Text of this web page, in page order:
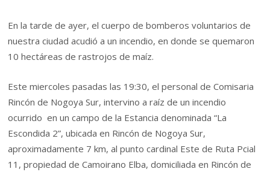
En la tarde de ayer, el cuerpo de bomberos voluntarios de
nuestra ciudad acudió a un incendio, en donde se quemaron
10 hectáreas de rastrojos de maíz.
Este miercoles pasadas las 19:30, el personal de Comisaria
Rincón de Nogoya Sur, intervino a raíz de un incendio
ocurrido en un campo de la Estancia denominada “La
Escondida 2”, ubicada en Rincón de Nogoya Sur,
aproximadamente 7 km, al punto cardinal Este de Ruta Pcial
11, propiedad de Camoirano Elba, domiciliada en Rincón de